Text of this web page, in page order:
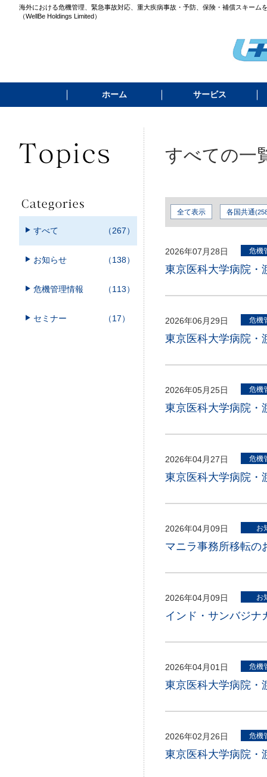
海外における危機管理、緊急事故対応、重大疾病事故・予防、保険・補償スキーム
（WellBe Holdings Limited）
ホーム サービス
すべて （267）
お知らせ （138）
危機管理情報 （113）
セミナー （17）
すべての一
全て表示 各国共通
2026年07月28日 危機
東京医科大学病院
2026年06月29日 危機
東京医科大学病院
2026年05月25日 危機
東京医科大学病院
2026年04月27日 危機
東京医科大学病院
2026年04月09日 お
マニラ事務所移転の
2026年04月09日 お
インド・サンバジナ
2026年04月01日 危機
東京医科大学病院
2026年02月26日 危機
東京医科大学病院